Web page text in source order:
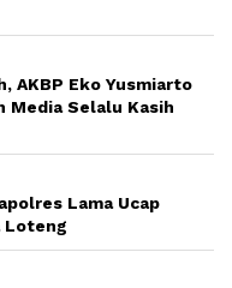
AKBP Eko Yusmiarto
Media Selalu Kasih
Lama Ucap
Loteng